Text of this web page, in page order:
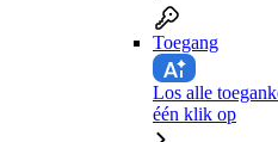
Toegang
Los alle
één klik op